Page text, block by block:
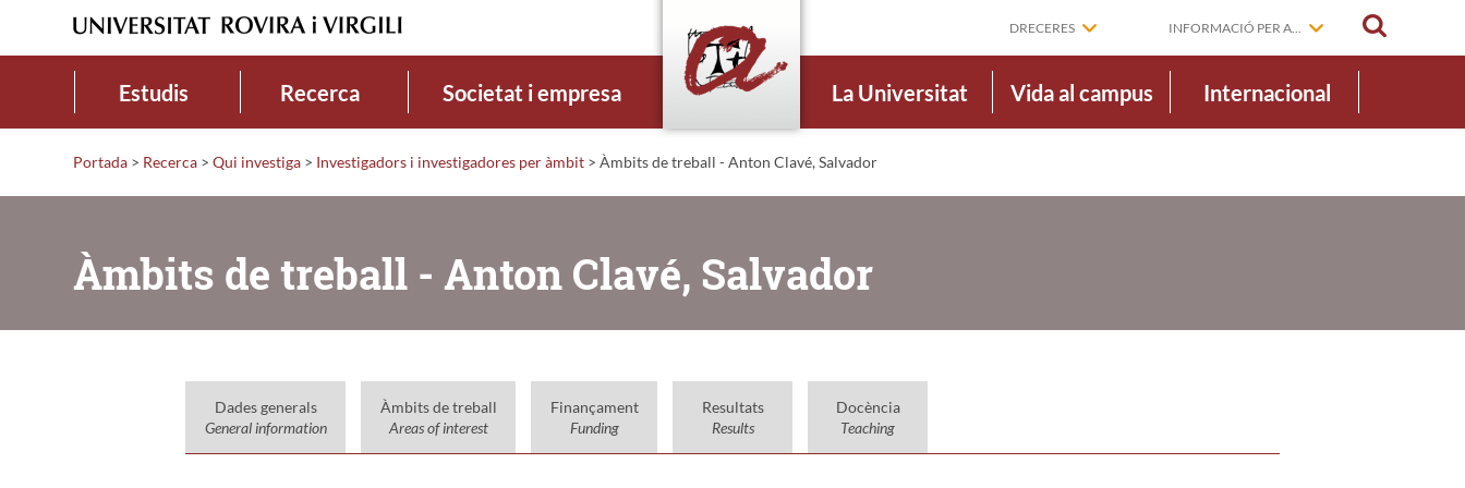
DRECERES INFORMACIÓ PER A...
Estudis Recerca Societat i empresa La Universitat Vida al campus Internacional
Portada > Recerca > Qui investiga > Investigadors i investigadores per àmbit > Àmbits de treball - Anton Clavé, Salvador
Àmbits de treball - Anton Clavé, Salvador
Dades generals
General information
Àmbits de treball
Areas of interest
Finançament
Funding
Resultats
Results
Docència
Teaching